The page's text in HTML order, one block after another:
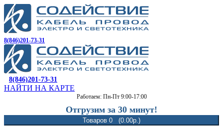
8(846)201-73-31
8(846)201-73-31
НАЙТИ НА КАРТЕ
Работаем: Пн-Пт 9:00-17:00
Отгрузим за 30 минут!
Товаров 0 (0.00р.)